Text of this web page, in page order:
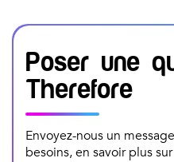
Poser une
Therefore
Envoyez-nous un
besoins, en savoir plus